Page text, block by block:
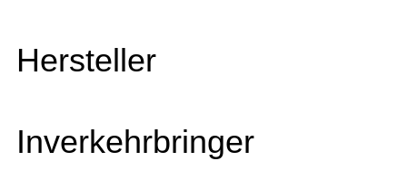
Hersteller
Inverkehrbringer